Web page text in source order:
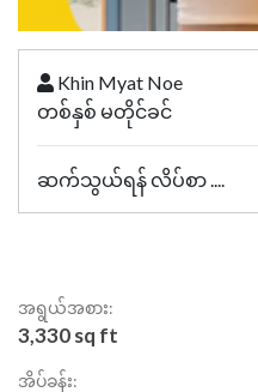
Khin Myat Noe
တစ်နှစ် မတိုင်ခင်
ဆက်သွယ်ရန် လိပ်စာ ....
အရွယ်အစား:
3,330 sq ft
အိပ်ခန်း: